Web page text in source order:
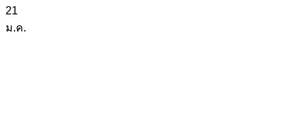
21
ม.ค.